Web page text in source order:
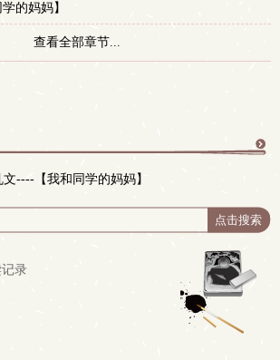
的妈妈】
查看全部章节...
多
----【我和同学的妈妈】
录